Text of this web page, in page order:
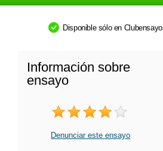
Disponible sólo en
Información sobre
ensayo
Denunciar este ensayo